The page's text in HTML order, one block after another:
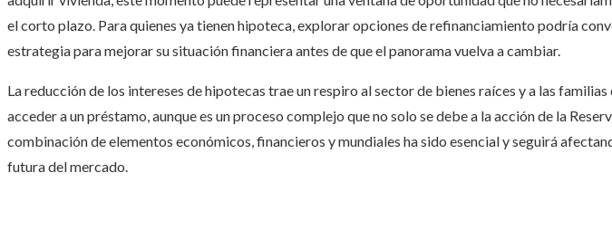
el corto plazo. Para quienes ya tienen hipoteca, explorar opciones de refinanciamiento podría
estrategia para mejorar su situación financiera antes de que el panorama vuelva a cambiar.
La reducción de los intereses de hipotecas trae un respiro al sector de bienes raíces y a las familias
acceder a un préstamo, aunque es un proceso complejo que no solo se debe a la acción de la
combinación de elementos económicos, financieros y mundiales ha sido esencial y seguirá
futura del mercado.